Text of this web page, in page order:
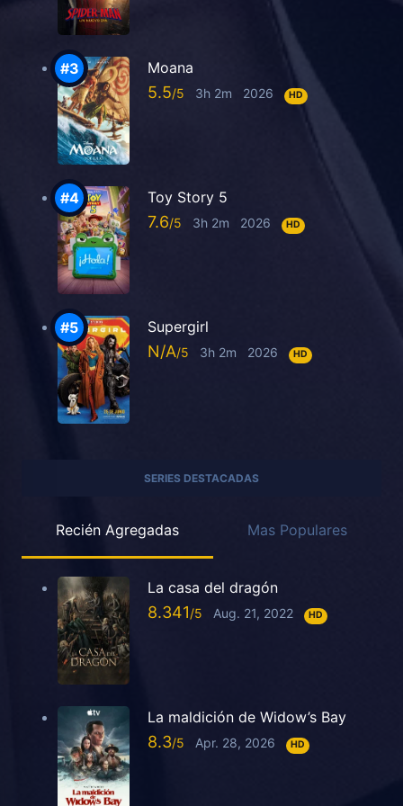
Moana
5.5 3h 2m 2026 HD
Toy Story 5
7.6 3h 2m 2026 HD
Supergirl
N/A 3h 2m 2026 HD
SERIES DESTACADAS
Recién Agregadas Mas Populares
La casa del dragón
8.341 Aug. 21, 2022 HD
La maldición de Widow’s Bay
8.3 Apr. 28, 2026 HD